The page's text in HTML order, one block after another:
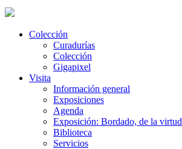
Colección
Curadurías
Colección
Gigapixel
Visita
Información general
Exposiciones
Agenda
Exposición: Bordado, de la virtud
Biblioteca
Servicios